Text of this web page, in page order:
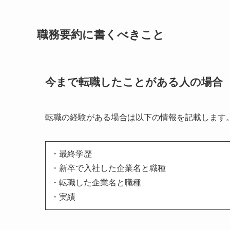
職務要約に書くべきこと
今まで転職したことがある人の場合
転職の経験がある場合は以下の情報を記載します
・最終学歴
・新卒で入社した企業名と職種
・転職した企業名と職種
・実績